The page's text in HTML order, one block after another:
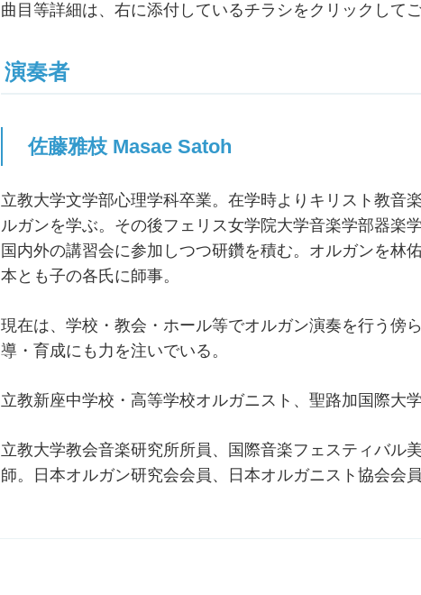
曲目等詳細は、右に添付しているチラシをクリックしてご
演奏者
佐藤雅枝 Masae Satoh
立教大学文学部心理学科卒業。在学時よりキリスト教音
ルガンを学ぶ。その後フェリス女学院大学音楽学部器楽
国内外の講習会に参加しつつ研鑽を積む。オルガンを林
本とも子の各氏に師事。
現在は、学校・教会・ホール等でオルガン演奏を行う傍
導・育成にも力を注いでいる。
立教新座中学校・高等学校オルガニスト、聖路加国際大
立教大学教会音楽研究所所員、国際音楽フェスティバル
師。日本オルガン研究会会員、日本オルガニスト協会会員